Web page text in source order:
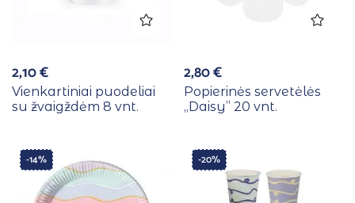
2,10€
Vienkartiniai puodeliai
su žvaigždėm 8 vnt.
2,80€
Popierinės servetėlės
,,Daisy” 20 vnt.
-14% -20%